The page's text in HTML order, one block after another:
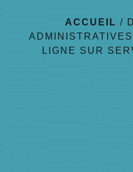
ACCUEIL /
ADMINISTRATIVES
LIGNE SUR